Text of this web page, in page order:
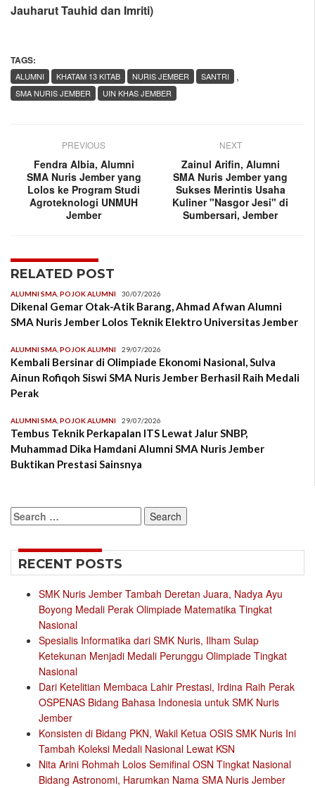
Jauharut Tauhid dan Imriti)
TAGS:
,
ALUMNI KHATAM 13 KITAB NURIS JEMBER
SANTRI
SMA NURIS JEMBER
UIN KHAS JEMBER
PREVIOUS
Fendra Albia, Alumni
SMA Nuris Jember yang
Lolos ke Program Studi
Agroteknologi UNMUH
Jember
NEXT
Zainul Arifin, Alumni
SMA Nuris Jember yang
Sukses Merintis Usaha
Kuliner "Nasgor Jesi" di
Sumbersari, Jember
RELATED POST
ALUMNI SMA POJOK ALUMNI 30/07/2026
Dikenal Gemar Otak-Atik Barang, Ahmad Afwan Alumni
SMA Nuris Jember Lolos Teknik Elektro Universitas Jember
ALUMNI SMA POJOK ALUMNI 29/07/2026
Kembali Bersinar di Olimpiade Ekonomi Nasional, Sulva
Ainun Rofiqoh Siswi SMA Nuris Jember Berhasil Raih Medali
Perak
ALUMNI SMA POJOK ALUMNI 29/07/2026
Tembus Teknik Perkapalan ITS Lewat Jalur SNBP,
Muhammad Dika Hamdani Alumni SMA Nuris Jember
Buktikan Prestasi Sainsnya
Search
for:
RECENT POSTS
SMK Nuris Jember Tambah Deretan Juara, Nadya Ayu
Boyong Medali Perak Olimpiade Matematika Tingkat
Nasional
Spesialis Informatika dari SMK Nuris, Ilham Sulap
Ketekunan Menjadi Medali Perunggu Olimpiade Tingkat
Nasional
Dari Ketelitian Membaca Lahir Prestasi, Irdina Raih Perak
OSPENAS Bidang Bahasa Indonesia untuk SMK Nuris
Jember
Konsisten di Bidang PKN, Wakil Ketua OSIS SMK Nuris Ini
Tambah Koleksi Medali Nasional Lewat KSN
Nita Arini Rohmah Lolos Semifinal OSN Tingkat Nasional
Bidang Astronomi, Harumkan Nama SMA Nuris Jember